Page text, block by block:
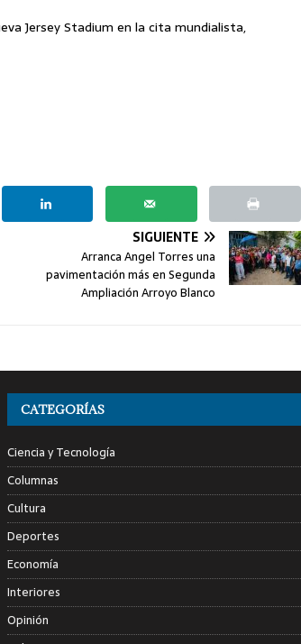
Jersey Stadium en la cita mundialista,
SIGUIENTE
Arranca Angel Torres una
pavimentación más en Segunda
Ampliación Arroyo Blanco
CATEGORÍAS
Ciencia y Tecnología
Columnas
Cultura
Deportes
Economía
Interiores
Opinión